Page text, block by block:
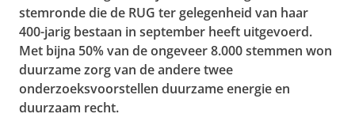
stemronde die de RUG ter gelegenheid van haar
400-jarig bestaan in september heeft uitgevoerd.
Met bijna 50% van de ongeveer 8.000 stemmen won
duurzame zorg van de andere twee
onderzoeksvoorstellen duurzame energie en
duurzaam recht.